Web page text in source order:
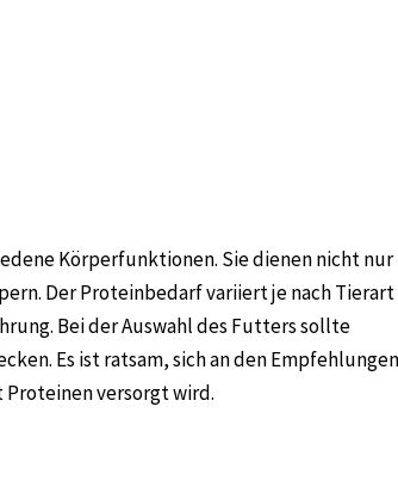
Körperfunktionen. Sie dienen nicht nur
Der Proteinbedarf variiert je nach Tierart
Bei der Auswahl des Futters sollte
Es ist ratsam, sich an den Empfehlungen
versorgt wird.